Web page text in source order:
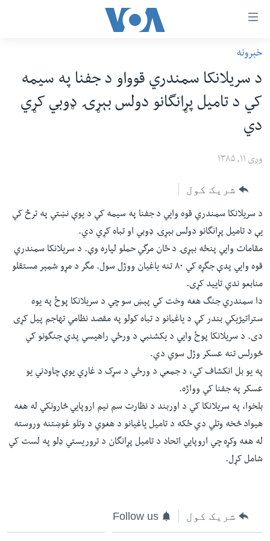
رسي
وړ
اتصالات
اصلي
عمومي
لارښود
ته
لاړ
شئ
لټون
ځای
لاړ
شئ
افغانستان
سیمه
امریکا
نړۍ
ځوانان
د بیان ازادي
روغتیا
سرمقاله
ژبې
خبرونه
د سریلانکا سمندري قوواو د جفنا په سیمه
کي د تامیل پړانگانو دولس بېړۍ ډوبي کړي
دي
وږی ۱۱, ۱۳۸۵
شریک کول
د سریلانکا سمندري قوه وايي د جفنا په سیمه کي د یوې نښتي په ترڅ کي
یې د تامیل پړانگانو دولس بېړۍ ډوبي او تباه کړي دي.
مقامات وايي پنځه بېړۍ د ځان مرگي حملو لپاره وې. د سریلانکا سمندري
قوه وايي پدې جگړه کي ٨٠ تنه یاغیان ووژل سول. مگر د مړو شمېر مستقلو
منابعو ندي تایید کړی.
دا سمندري جنگ هغه وخت کي پېښ سو چي د سریلانکا پوځ په یوه
ستراتیژیکي بندر کي د یاغیانو د تباه کولو په مقصد نظامي تهاجم پیل کړی
دی. د سریلانکا پوځ وايي د یکشنبې د ورځي راهیسي پدې جنگونو کي
څورلس تنه عسکر وژل سوي دي.
په یو بل انکشاف کي، د جمعې د ورځي د سړک د غاړي یوې چاودني یو
عسکر په جفنا کي وواژه.
بلخوا، په سریلانکا کي د اوربند د نظارت سم نیم اروپايي څارونکي له هغه
هیواد څخه وتلي دي ځکه د تامیل یاغیانو د هغوي د وتلو غوښتنه وروسته
له هغه وکړه چي اروپايي اتحاد د تامیل پړانگان د تروریستي ډلو په لست کي
شامل کړل.
شریک کول Follow us